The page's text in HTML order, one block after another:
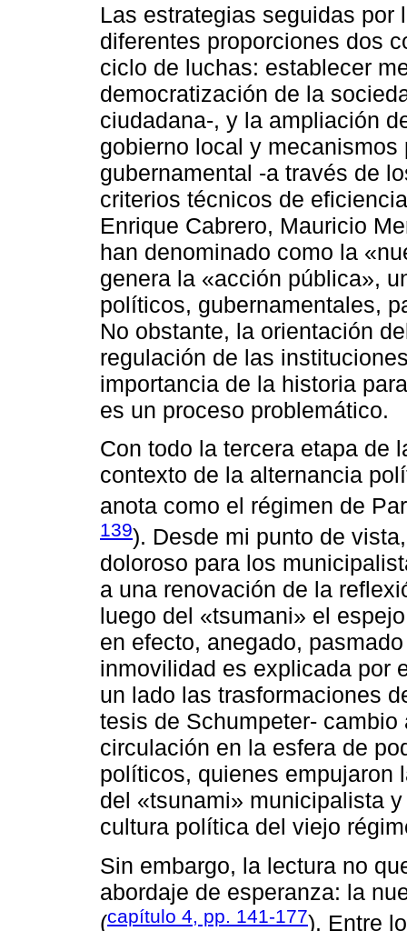
Las estrategias seguidas
diferentes proporciones dos
ciclo de luchas: establecer
democratización de la
ciudadana-, y la ampliación
gobierno local y
gubernamental -a través de
criterios técnicos de
Enrique Cabrero, Mauricio
han denominado como la
genera la «acción pública»,
políticos, gubernamentales,
No obstante, la orientación
regulación de las
importancia de la historia
es un proceso problemático.
Con todo la tercera etapa de
contexto de la alternancia
anota como el régimen de
139). Desde mi punto de
doloroso para los
a una renovación de la
luego del «tsumani» el
en efecto, anegado,
inmovilidad es explicada por
un lado las trasformaciones
tesis de Schumpeter-
circulación en la esfera de
políticos, quienes empujaron
del «tsunami» municipalista
cultura política del viejo
Sin embargo, la lectura no
abordaje de esperanza: la
(capítulo 4, pp. 141-177). Entre